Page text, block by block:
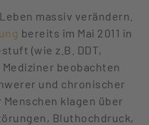
massiv verändern.
bereits im Mai 2011 in
(wie z.B. DDT,
beobachten
und chronischer
klagen über
Bluthochdruck,